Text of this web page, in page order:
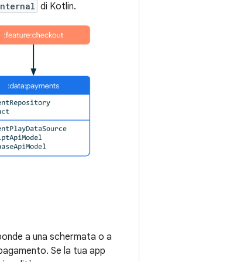
di Kotlin.
a una schermata o a
Se la tua app